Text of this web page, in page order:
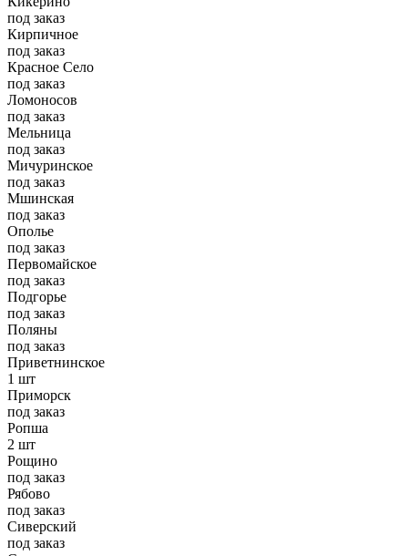
под заказ
Кирпичное
под заказ
Красное Село
под заказ
Ломоносов
под заказ
Мельница
под заказ
Мичуринское
под заказ
Мшинская
под заказ
Ополье
под заказ
Первомайское
под заказ
Подгорье
под заказ
Поляны
под заказ
Приветнинское
1 шт
Приморск
под заказ
Ропша
2 шт
Рощино
под заказ
Рябово
под заказ
Сиверский
под заказ